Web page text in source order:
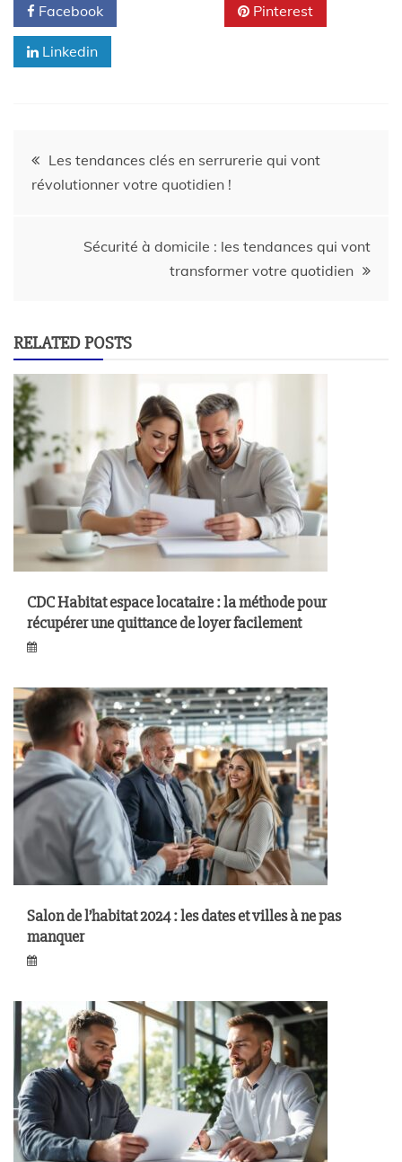
Facebook Pinterest
Linkedin
Les tendances clés en serrurerie qui vont
révolutionner votre quotidien !
Sécurité à domicile : les tendances qui vont
transformer votre quotidien
RELATED POSTS
CDC Habitat espace locataire : la méthode pour
récupérer une quittance de loyer facilement
Salon de l’habitat 2024 : les dates et villes à ne pas
manquer